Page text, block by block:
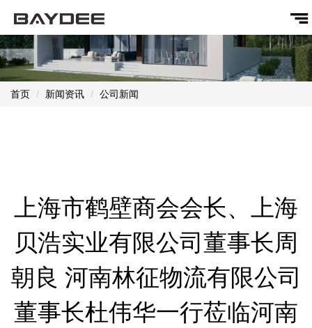
首页 新闻资讯 公司新闻
上海市鹤壁商会会长、上海
贝浩实业有限公司董事长周
朝良 河南林征物流有限公司
董事长杜伟华一行莅临河南